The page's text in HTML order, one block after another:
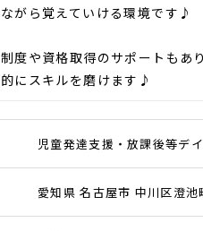
がら覚えていける環境です♪
度や資格取得のサポートもあり
にスキルを磨けます♪
児童発達支援・放課後等デ
愛知県 名古屋市 中川区澄池